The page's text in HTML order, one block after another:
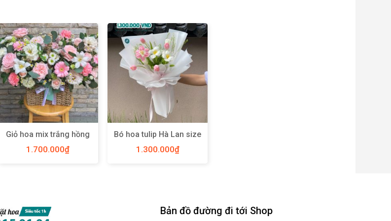
Giỏ hoa mix trắng hồng
size L – Y91
1.700.000₫
Bó hoa tulip Hà Lan size
1.300.000₫
Bản đồ đường đi tới Shop